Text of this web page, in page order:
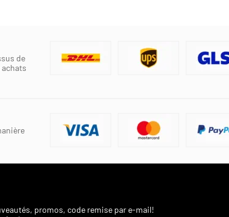
de
promos, code remise par e-mail!